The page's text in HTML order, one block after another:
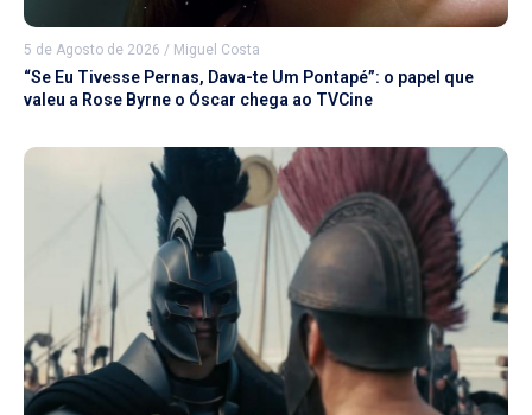
5 de Agosto de 2026 / Miguel Costa
“Se Eu Tivesse Pernas, Dava-te Um Pontapé”: o papel que
valeu a Rose Byrne o Óscar chega ao TVCine